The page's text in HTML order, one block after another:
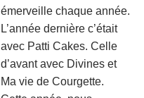
émerveille chaque année.
L’année dernière c’était
avec Patti Cakes. Celle
d’avant avec Divines et
Ma vie de Courgette.